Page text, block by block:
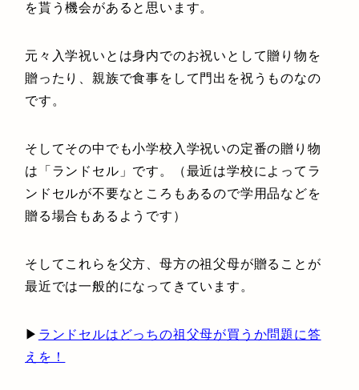
を貰う機会があると思います。
元々入学祝いとは身内でのお祝いとして贈り物を
贈ったり、親族で食事をして門出を祝うものなの
です。
そしてその中でも小学校入学祝いの定番の贈り物
は「ランドセル」です。（最近は学校によってラ
ンドセルが不要なところもあるので学用品などを
贈る場合もあるようです）
そしてこれらを父方、母方の祖父母が贈ることが
最近では一般的になってきています。
▶︎ ランドセルはどっちの祖父母が買うか問題に答
えを！